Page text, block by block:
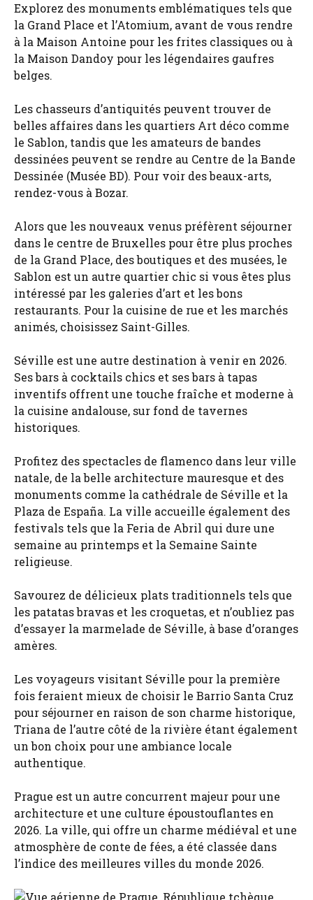
Explorez des monuments emblématiques tels que
la Grand Place et l’Atomium, avant de vous rendre
à la Maison Antoine pour les frites classiques ou à
la Maison Dandoy pour les légendaires gaufres
belges.
Les chasseurs d’antiquités peuvent trouver de
belles affaires dans les quartiers Art déco comme
le Sablon, tandis que les amateurs de bandes
dessinées peuvent se rendre au Centre de la Bande
Dessinée (Musée BD). Pour voir des beaux-arts,
rendez-vous à Bozar.
Alors que les nouveaux venus préfèrent séjourner
dans le centre de Bruxelles pour être plus proches
de la Grand Place, des boutiques et des musées, le
Sablon est un autre quartier chic si vous êtes plus
intéressé par les galeries d’art et les bons
restaurants. Pour la cuisine de rue et les marchés
animés, choisissez Saint-Gilles.
Séville est une autre destination à venir en 2026.
Ses bars à cocktails chics et ses bars à tapas
inventifs offrent une touche fraîche et moderne à
la cuisine andalouse, sur fond de tavernes
historiques.
Profitez des spectacles de flamenco dans leur ville
natale, de la belle architecture mauresque et des
monuments comme la cathédrale de Séville et la
Plaza de España. La ville accueille également des
festivals tels que la Feria de Abril qui dure une
semaine au printemps et la Semaine Sainte
religieuse.
Savourez de délicieux plats traditionnels tels que
les patatas bravas et les croquetas, et n’oubliez pas
d’essayer la marmelade de Séville, à base d’oranges
amères.
Les voyageurs visitant Séville pour la première
fois feraient mieux de choisir le Barrio Santa Cruz
pour séjourner en raison de son charme historique,
Triana de l’autre côté de la rivière étant également
un bon choix pour une ambiance locale
authentique.
Prague est un autre concurrent majeur pour une
architecture et une culture époustouflantes en
2026. La ville, qui offre un charme médiéval et une
atmosphère de conte de fées, a été classée dans
l’indice des meilleures villes du monde 2026.